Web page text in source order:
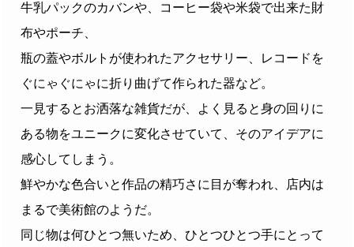
牛乳パックのカバンや、コーヒー袋や米袋で出来た財
布やポーチ、
瓶の蓋やボルトが使われたアクセサリー、レコードを
ぐにゃぐにゃに折り曲げて作られた器など。
一見するとお洒落な雑貨だが、よく見ると身の回りに
ある物をユニークに変化させていて、そのアイデアに
感心してしまう。
鮮やかな色合いと作品の精巧さに目が奪われ、店内は
まるで美術館のようだ。
同じ物は何ひとつ無いため、ひとつひとつ手にとって